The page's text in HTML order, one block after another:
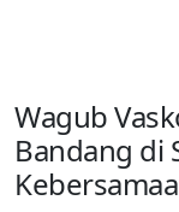
Wagub
Bandang di